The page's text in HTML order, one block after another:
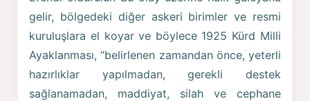
gelir, bölgedeki diğer askeri birimler ve resmi
kuruluşlara el koyar ve böylece 1925 Kürd Milli
Ayaklanması, “belirlenen zamandan önce, yeterli
hazırlıklar yapılmadan, gerekli destek
sağlanamadan, maddiyat, silah ve cephane